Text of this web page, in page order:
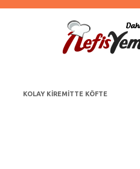
KOLAY KIREMITTE KÖFTE